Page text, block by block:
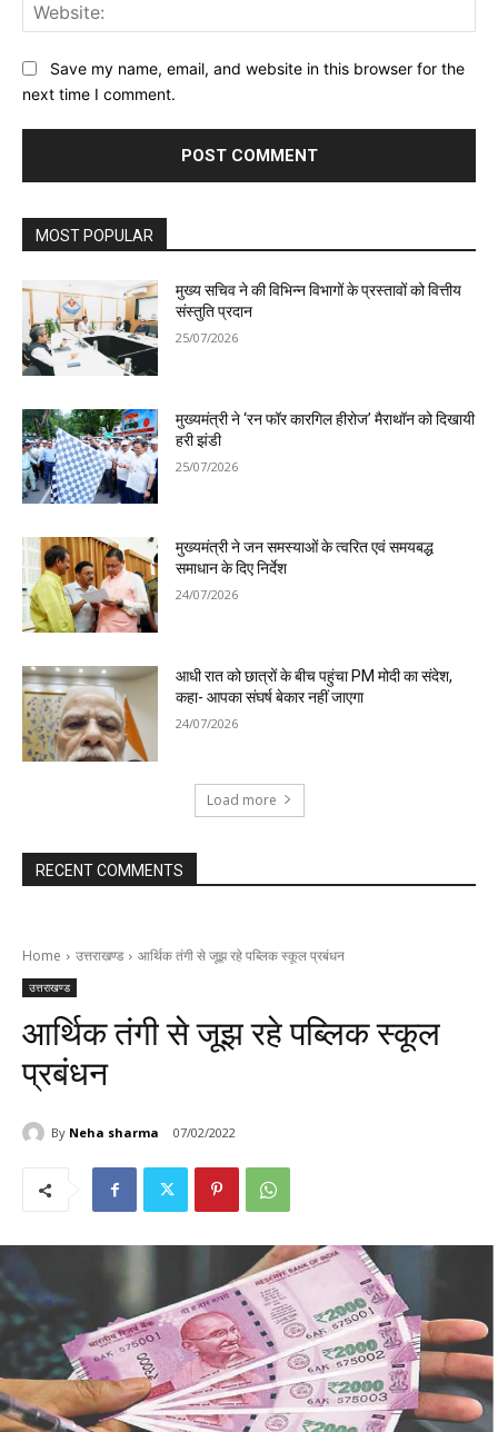
Save my name, email, and website in this browser for the
next time I comment.
MOST POPULAR
मुख्य सचिव ने की विभिन्न विभागों के प्रस्तावों को वित्तीय
संस्तुति प्रदान
25/07/2026
मुख्यमंत्री ने ‘रन फॉर कारगिल हीरोज’ मैराथॉन को दिखायी
हरी झंडी
25/07/2026
मुख्यमंत्री ने जन समस्याओं के त्वरित एवं समयबद्ध
समाधान के दिए निर्देश
24/07/2026
आधी रात को छात्रों के बीच पहुंचा PM मोदी का संदेश,
कहा- आपका संघर्ष बेकार नहीं जाएगा
24/07/2026
Load more
RECENT COMMENTS